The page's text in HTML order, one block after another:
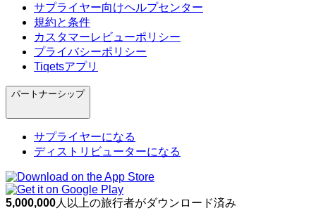
サプライヤー向けヘルプセンター
規約と条件
カスタマーレビューポリシー
プライバシーポリシー
Tiqetsアプリ
パートナーシップ
サプライヤーになる
ディストリビューターになる
5,000,000人以上の旅行者がダウンロード済み